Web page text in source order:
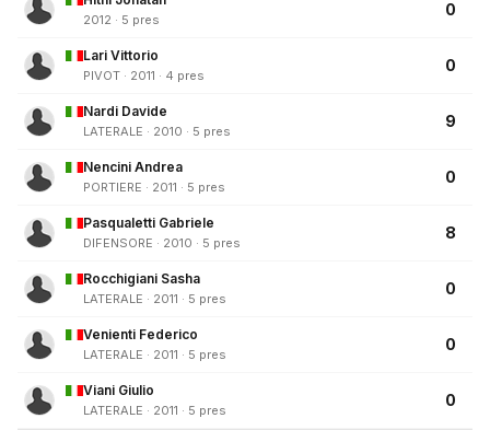
2012 · 5 pres
0
Lari Vittorio
PIVOT · 2011 · 4 pres
0
Nardi Davide
LATERALE · 2010 · 5 pres
9
Nencini Andrea
PORTIERE · 2011 · 5 pres
0
Pasqualetti Gabriele
DIFENSORE · 2010 · 5 pres
8
Rocchigiani Sasha
LATERALE · 2011 · 5 pres
0
Venienti Federico
LATERALE · 2011 · 5 pres
0
Viani Giulio
LATERALE · 2011 · 5 pres
0